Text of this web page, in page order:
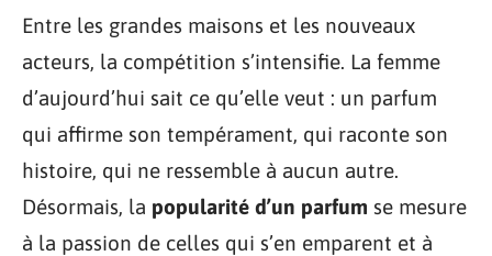
Entre les grandes maisons et les nouveaux
acteurs, la compétition s’intensifie. La femme
d’aujourd’hui sait ce qu’elle veut : un parfum
qui affirme son tempérament, qui raconte son
histoire, qui ne ressemble à aucun autre.
Désormais, la popularité d’un parfum se mesure
à la passion de celles qui s’en emparent et à